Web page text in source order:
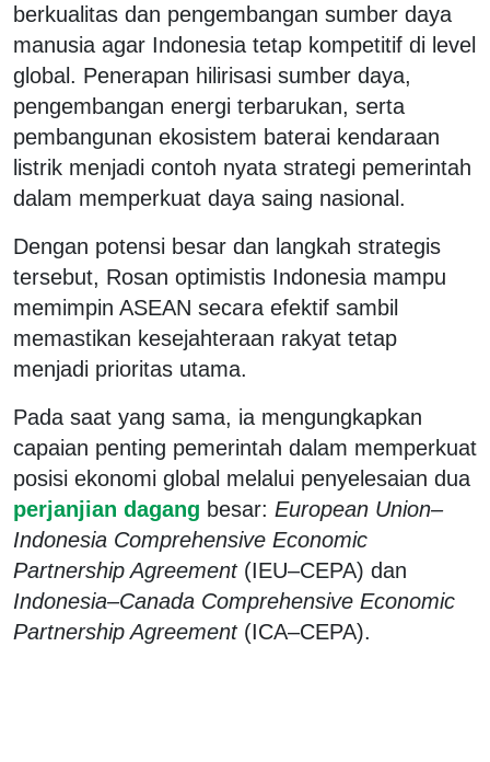
berkualitas dan pengembangan sumber daya
manusia agar Indonesia tetap kompetitif di level
global. Penerapan hilirisasi sumber daya,
pengembangan energi terbarukan, serta
pembangunan ekosistem baterai kendaraan
listrik menjadi contoh nyata strategi pemerintah
dalam memperkuat daya saing nasional.
Dengan potensi besar dan langkah strategis
tersebut, Rosan optimistis Indonesia mampu
memimpin ASEAN secara efektif sambil
memastikan kesejahteraan rakyat tetap
menjadi prioritas utama.
Pada saat yang sama, ia mengungkapkan
capaian penting pemerintah dalam memperkuat
posisi ekonomi global melalui penyelesaian dua
perjanjian dagang besar: European Union–
Indonesia Comprehensive Economic
Partnership Agreement(IEU–CEPA) dan
Indonesia–Canada Comprehensive Economic
Partnership Agreement(ICA–CEPA).